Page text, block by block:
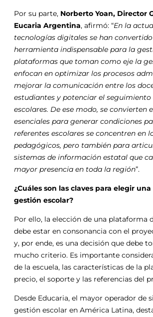
Por su parte, Norberto Yoan, Director
Eucaria Argentina, afirmó: “En la
tecnologías digitales se han
herramienta indispensable para la
plataformas que toman como eje la
enfocan en optimizar los procesos
mejorar la comunicación entre los
estudiantes y potenciar el
escolares. De ese modo, se convierten
esenciales para generar condiciones
referentes escolares se concentren en
pedagógicos, pero también para
sistemas de información estatal que
mayor presencia en toda la región”.
¿Cuáles son las claves para elegir
gestión escolar?
Por ello, la elección de una plataforma
debe estar en consonancia con el
y, por ende, es una decisión que debe
mucho criterio. Es importante
de la escuela, las características de la
precio, el soporte y las referencias del
Desde Educaria, el mayor operador de
gestión escolar en América Latina,